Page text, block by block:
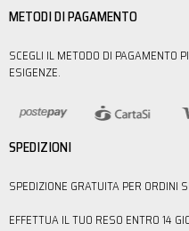
METODI DI PAGAMENTO
SCEGLI IL METODO DI PAGAMENTO
ESIGENZE.
SPEDIZIONI
SPEDIZIONE GRATUITA PER ORDINI
EFFETTUA IL TUO RESO ENTRO 14